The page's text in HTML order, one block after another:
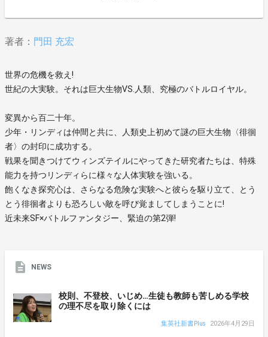
著者： 門田 充宏
世界の危機を救え!
世紀の大実験。それは巨大生物VS.人類、究極のバトルロイヤル。
変異から百二十年。
少年・リンディは仲間と共に、人類史上初めて謎の巨大生物〈徘徊
者〉の封印に成功する。
戦果を聞きつけてウィンズテイルにやってきた研究者たちは、特殊
能力を持つリンディらに様々な人体実験を強いる。
飽くなき探究心は、さらなる危険な実験へと彼らを駆り立て、とう
とう徘徊者よりも恐ろしい敵を呼び覚ましてしまうことに!
近未来SF×バトルファンタジー、緊迫の第2弾!
NEWS
校則、不登校、いじめ…生徒も教師も苦しめる学校
の理不尽を取り除くには
集英社新書Plus 2026年4月29日